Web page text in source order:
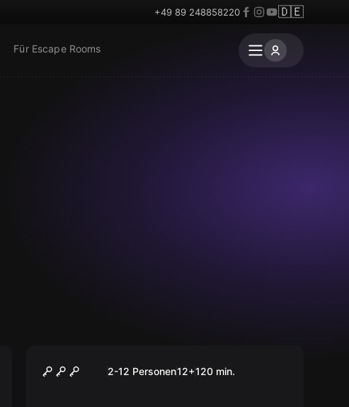
+49 89 248858220 🇩🇪
Für Escape Rooms
Questies Schnitzeljagd
2-12 Personen12+120 min.